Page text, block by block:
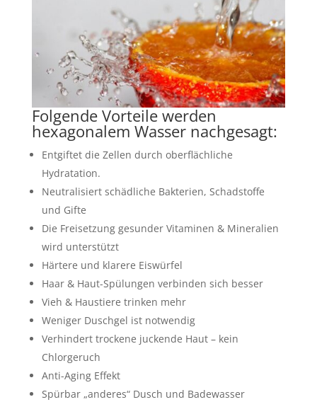
Folgende Vorteile werden
hexagonalem Wasser nachgesagt:
Entgiftet die Zellen durch oberflächliche
Hydratation.
Neutralisiert schädliche Bakterien, Schadstoffe
und Gifte
Die Freisetzung gesunder Vitaminen & Mineralien
wird unterstützt
Härtere und klarere Eiswürfel
Haar & Haut-Spülungen verbinden sich besser
Vieh & Haustiere trinken mehr
Weniger Duschgel ist notwendig
Verhindert trockene juckende Haut – kein
Chlorgeruch
Anti-Aging Effekt
Spürbar „anderes“ Dusch und Badewasser